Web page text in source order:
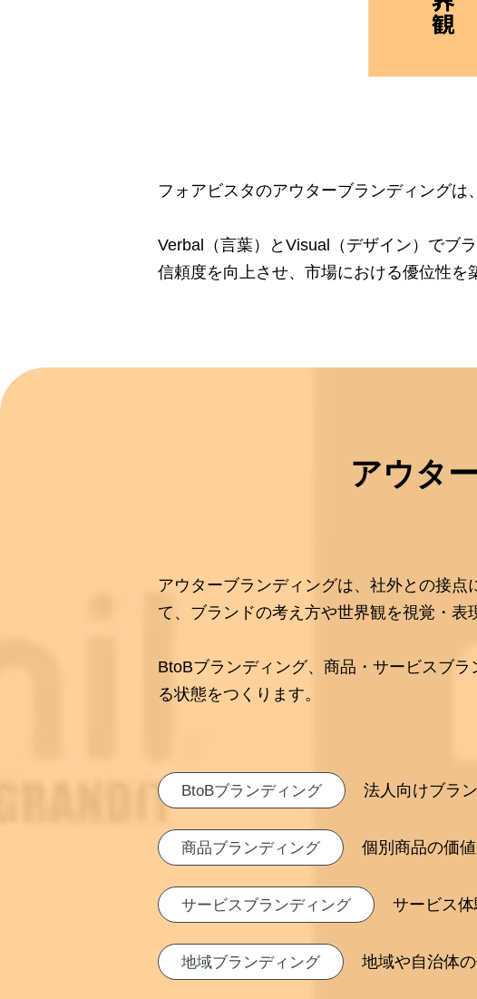
フォアビスタのアウターブランディングは
Verbal（言葉）とVisual（デザイン）でブ
信頼度を向上させ、市場における優位性を
アウタ
アウターブランディングは、社外との接
て、ブランドの考え方や世界観を視覚・表
BtoBブランディング、商品・サービスブ
る状態をつくります。
BtoBブランディング 法人向けブラ
商品ブランディング 個別商品の価
サービスブランディング サービス
地域ブランディング 地域や自治体